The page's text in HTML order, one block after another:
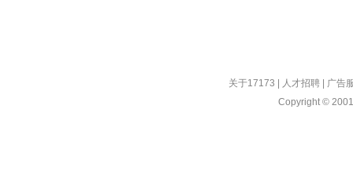
关于17173 人才招聘|
广告
Copyright ©